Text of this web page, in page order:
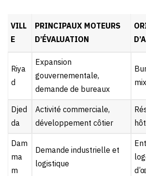
VILL
E
PRINCIPAUX MOTEURS
D’ÉVALUATION
Riya
d
Expansion
gouvernementale,
demande de bureaux
Djed
da
Activité commerciale,
développement côtier
Dam
ma
m
Demande industrielle et
logistique